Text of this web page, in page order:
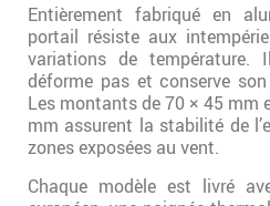
Entièrement fabriqué en
portail résiste aux
variations de
déforme pas et conserve
Les montants de 70 × 45 mm
mm assurent la stabilité de
zones exposées au vent.
Chaque modèle est livré